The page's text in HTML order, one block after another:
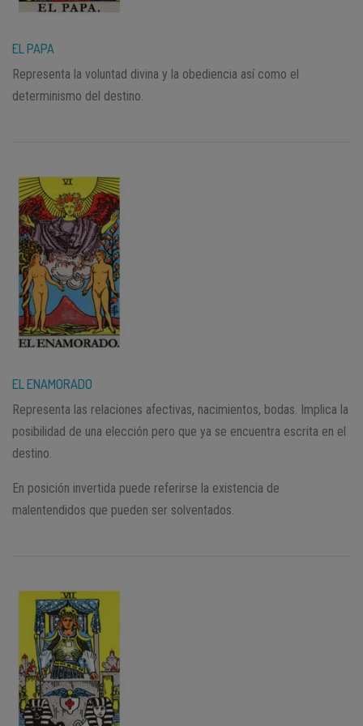
EL PAPA
Representa la voluntad divina y la obediencia así como el
determinismo del destino.
EL ENAMORADO
Representa las relaciones afectivas, nacimientos, bodas. Implica la
posibilidad de una elección pero que ya se encuentra escrita en el
destino.
En posición invertida puede referirse la existencia de
malentendidos que pueden ser solventados.